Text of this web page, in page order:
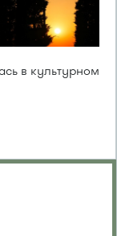
в культурном